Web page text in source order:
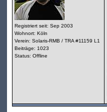
Registriert seit: Sep 2003
Wohnort: Köln
Verein: Solaris-RMB / TRA #11159 L1
Beiträge: 1023
Status: Offline